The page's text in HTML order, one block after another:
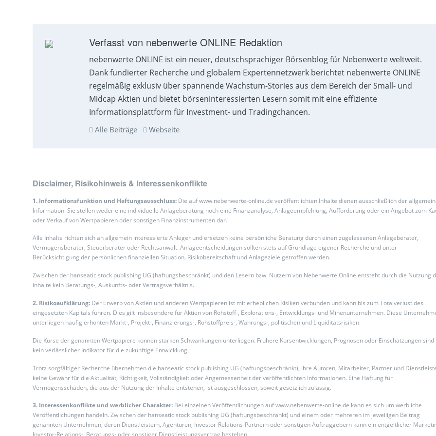
Verfasst von nebenwerte ONLINE Redaktion
nebenwerte ONLINE ist ein neuer, deutschsprachiger Börsenblog für Nebenwerte weltweit.
Dank fundierter Recherche und globalem Expertennetzwerk berichtet nebenwerte ONLINE
regelmäßig exklusiv über spannende Wachstum-Stories aus dem Bereich der Small- und
Midcap Aktien und bietet börseninteressierten Lesern somit mit eine effiziente
Informationsplattform für Investment- und Tradingchancen.
Alle Beiträge Webseite
Disclaimer, Risikohinweis & Interessenkonflikte
1. Informationsfunktion und Haftungsausschluss: Die auf www.nebenwerte-online.de veröffentlichten Inhalte dienen ausschließlich der
Information. Sie stellen weder eine individuelle Anlageberatung noch eine Finanzanalyse, Anlageempfehlung, Aufforderung oder ein Angebot zum
oder Verkauf von Wertpapieren oder sonstigen Finanzinstrumenten dar.
Alle Inhalte richten sich an allgemein interessierte Anleger und ersetzen keine persönliche Beratung durch einen zugelassenen Anlageberater,
Vermögensberater, Steuerberater oder Rechtsanwalt. Anlageentscheidungen sollten stets auf Grundlage eigener Recherche und unter
Berücksichtigung der persönlichen finanziellen Situation, Risikobereitschaft und Anlageziele getroffen werden.
Zwischen der hanseatic stock publishing UG (haftungsbeschränkt) und den Lesern bzw. Nutzern von Nebenwerte Online entsteht durch die Nutzung
Inhalte kein Beratungs-, Auskunfts- oder Vertragsverhältnis.
2. Risikoaufklärung: Der Erwerb von Aktien und anderen Wertpapieren ist mit erheblichen Risiken verbunden und kann bis zum Totalverlust des
eingesetzten Kapitals führen. Dies gilt insbesondere für Aktien von Rohstoff-, Explorations-, Entwicklungs- und Minenunternehmen. Diese
unterliegen häufig erhöhten Markt-, Projekt-, Finanzierungs-, Rohstoffpreis-, Währungs-, politischen und Liquiditätsrisiken.
Die Kurse der genannten Wertpapiere können starken Schwankungen unterliegen. Frühere Kursentwicklungen, Prognosen oder Einschätzungen sind
kein verlässlicher Indikator für die zukünftige Entwicklung.
Trotz sorgfältiger Recherche übernehmen die hanseatic stock publishing UG (haftungsbeschränkt), ihre Autoren, Mitarbeiter, Partner und
keine Gewähr für die Aktualität, Richtigkeit, Vollständigkeit oder Angemessenheit der veröffentlichten Informationen. Eine Haftung für
Vermögensschäden, die aus der Nutzung der Inhalte entstehen, ist ausgeschlossen, soweit gesetzlich zulässig.
3. Interessenkonflikte und werblicher Charakter: Bei einzelnen Veröffentlichungen auf www.nebenwerte-online.de kann es sich um werbliche
Veröffentlichungen handeln. Zwischen der hanseatic stock publishing UG (haftungsbeschränkt) und einem oder mehreren im jeweiligen Beitrag
genannten Unternehmen, deren Dienstleistern, Agenturen, Investor-Relations-Partnern oder sonstigen Auftraggebern kann ein entgeltlicher